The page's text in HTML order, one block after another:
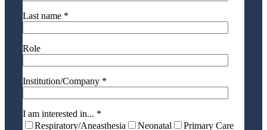
Last name *
Role
Institution/Company *
I am interested in... *
Respiratory/Aneasthesia
Neonatal Primary Care